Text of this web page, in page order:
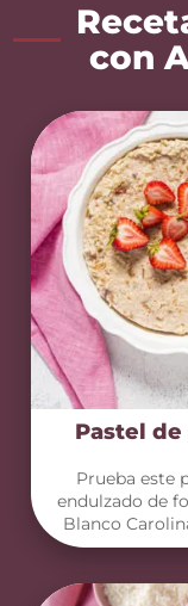
con
Pastel
Prueba este
endulzado de
Blanco